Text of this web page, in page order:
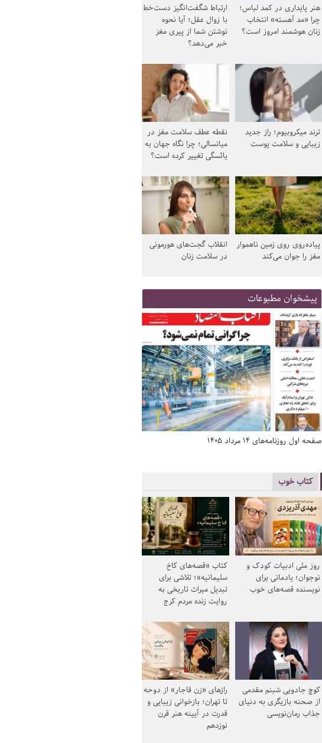
هنر پایداری در کمد لباس؛
چرا «مد آهسته» انتخاب
زنان هوشمند امروز است؟
ارتباط شگفت‌انگیز دست‌خط
با زوال عقل؛ آیا نحوه
نوشتن شما از پیری مغز
خبر می‌دهد؟
ترند میکروبیوم؛ راز جدید
زیبایی و سلامت پوست
نقطه عطف سلامت مغز در
میانسالی؛ چرا نگاه جهان به
یائسگی تغییر کرده است؟
پیاده‌روی روی زمین ناهموار
مغز را جوان می‌کند
انقلاب گجت‌های هورمونی
در سلامت زنان
پیشخوان مطبوعات
صفحه اول روزنامه‌های 14 مرداد 1405
کتاب خوب
روز ملی ادبیات کودک و
نوجوان؛ یادمانی برای
نویسنده قصه‌های خوب
کتاب «قصه‌های کاخ
سلیمانیه»؛ تلاشی برای
تبدیل میراث تاریخی به
روایت زنده مردم کرج
کوچ جادویی شبنم مقدمی
از صحنه بازیگری به دنیای
جذاب رمان‌نویسی
رازهای «زن قاجار» از دوحه
تا تهران؛ بازخوانی زیبایی و
قدرت در آیینه هنر قرن
نوزدهم